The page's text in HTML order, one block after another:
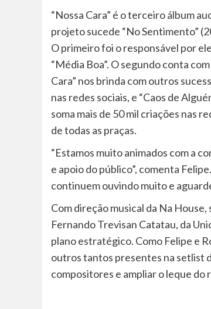
“Nossa Cara” é o terceiro álbum
projeto sucede “No Sentimento”
O primeiro foi o responsável por
“Média Boa”. O segundo conta
Cara” nos brinda com outros
nas redes sociais, e “Caos de
soma mais de 50 mil criações nas
de todas as praças.
“Estamos muito animados com a
e apoio do público”, comenta
continuem ouvindo muito e
Com direção musical da Na
Fernando Trevisan Catatau, da
plano estratégico. Como Felipe e
outros tantos presentes na setlist
compositores e ampliar o leque do